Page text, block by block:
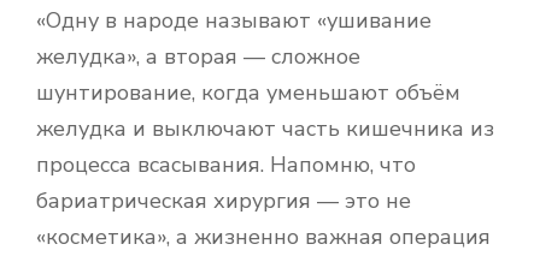
«Одну в народе называют «ушивание
желудка», а вторая — сложное
шунтирование, когда уменьшают объём
желудка и выключают часть кишечника из
процесса всасывания. Напомню, что
бариатрическая хирургия — это не
«косметика», а жизненно важная операция